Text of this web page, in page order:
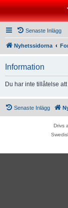
Senaste Inlägg
Nyhetssidorna
Information
Du har inte tillåtelse
Senaste Inlägg
Drivs